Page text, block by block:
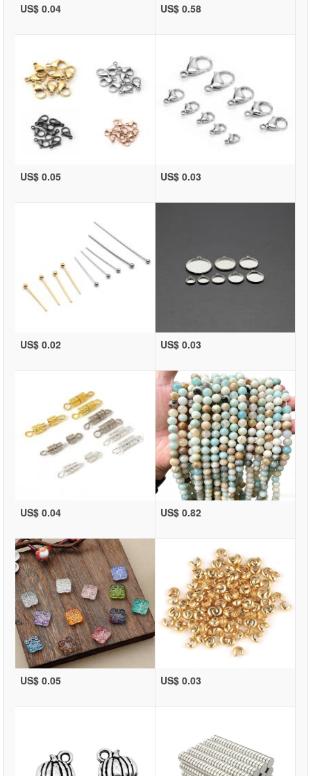
US$ 0.04 US$ 0.58
US$ 0.05 US$ 0.03
US$ 0.02 US$ 0.03
US$ 0.04 US$ 0.82
US$ 0.05 US$ 0.03